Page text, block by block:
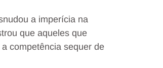
a imperícia na
que aqueles que
competência sequer de